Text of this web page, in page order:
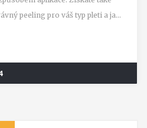
peeling pro váš typ pleti a jak